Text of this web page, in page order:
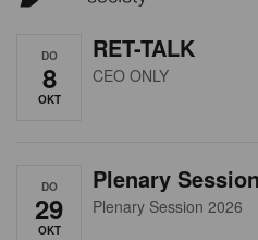
DO
8
OKT
RET-TALK
CEO ONLY
DO
29
OKT
Plenary
Plenary Session 2026